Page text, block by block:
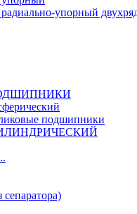
упорный
подшипники